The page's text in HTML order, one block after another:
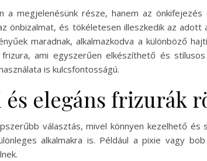
a megjelenésünk része, hanem az
önbizalmat, és tökéletesen illeszkedik az adott
maradnak, alkalmazkodva a különböző
ami egyszerűen elkészíthető és
is kulcsfontosságú.
és elegáns frizurák
választás, mivel könnyen kezelhető és
alkalmakra is. Például a pixie vagy